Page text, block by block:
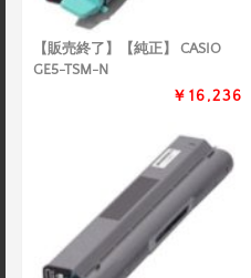
【販売終了】【純正】 CASIO
GE5-TSM-N
￥16,236